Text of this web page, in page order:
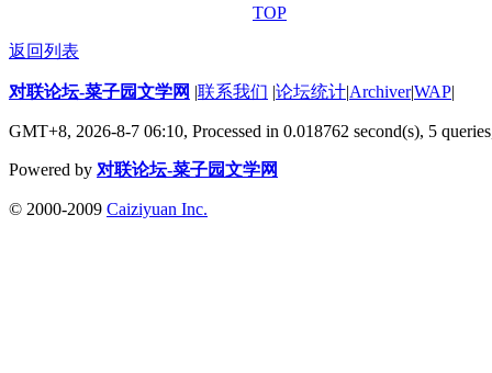
TOP
返回列表
对联论坛-菜子园文学网 |联系我们 |论坛统计|Archiver|WAP|
GMT+8, 2026-8-7 06:10, Processed in 0.018762 second(s), 5
Powered by 对联论坛-菜子园文学网
© 2000-2009 Caiziyuan Inc.